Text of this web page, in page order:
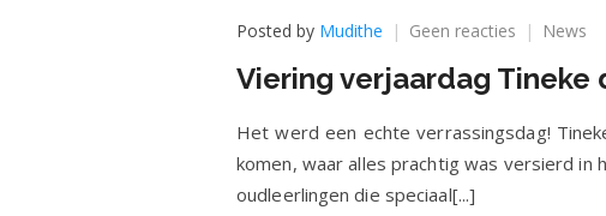
Posted by Mudithe Geen reacties op
verjaardag
de
Silva
5
News
Viering verjaardag Tineke
Het werd een echte verrassingsdag!
komen, waar alles prachtig was versierd in
oudleerlingen die speciaal[...]